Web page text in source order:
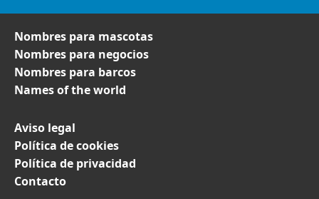
Nombres para mascotas
Nombres para negocios
Nombres para barcos
Names of the world
Aviso legal
Política de cookies
Política de privacidad
Contacto